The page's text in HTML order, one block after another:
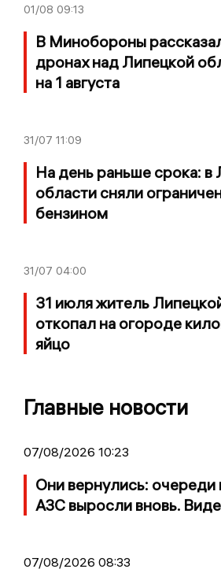
01/08 09:13
В Минобороны
дронах над Липецкой
на 1 августа
31/07 11:09
На день раньше срока: в
области сняли
бензином
31/07 04:00
31 июля житель
откопал на огороде
яйцо
Главные новости
07/08/2026 10:23
Они вернулись: очереди
АЗС выросли вновь.
07/08/2026 08:33